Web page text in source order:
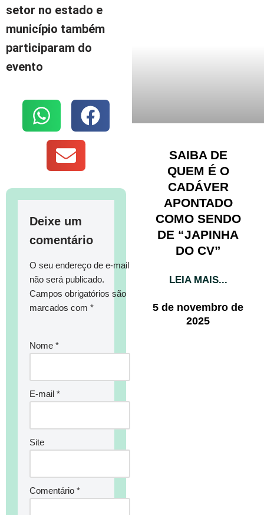
setor no estado e
município também
participaram do
evento
Deixe um
comentário
O seu endereço de e-mail
não será publicado.
Campos obrigatórios são
marcados com *
Nome *
E-mail *
Site
Comentário *
SAIBA DE
QUEM É O
CADÁVER
APONTADO
COMO SENDO
DE “JAPINHA
DO CV”
LEIA MAIS...
5 de novembro de
2025